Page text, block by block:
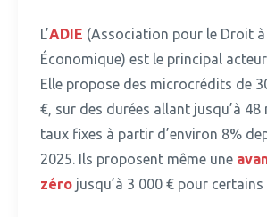
L’ADIE (Association pour le Droit à
Économique) est le principal
Elle propose des microcrédits de
€, sur des durées allant jusqu’à 48
taux fixes à partir d’environ 8%
2025. Ils proposent même une
zéro jusqu’à 3 000 € pour